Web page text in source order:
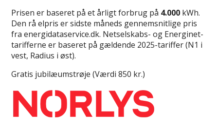
Prisen er baseret på et årligt forbrug på 4.000 kWh.
Den rå elpris er sidste måneds gennemsnitlige pris
fra energidataservice.dk. Netselskabs- og Energinet-
tarifferne er baseret på gældende 2025-tariffer (N1 i
vest, Radius i øst).
Gratis jubilæumstrøje (Værdi 850 kr.)